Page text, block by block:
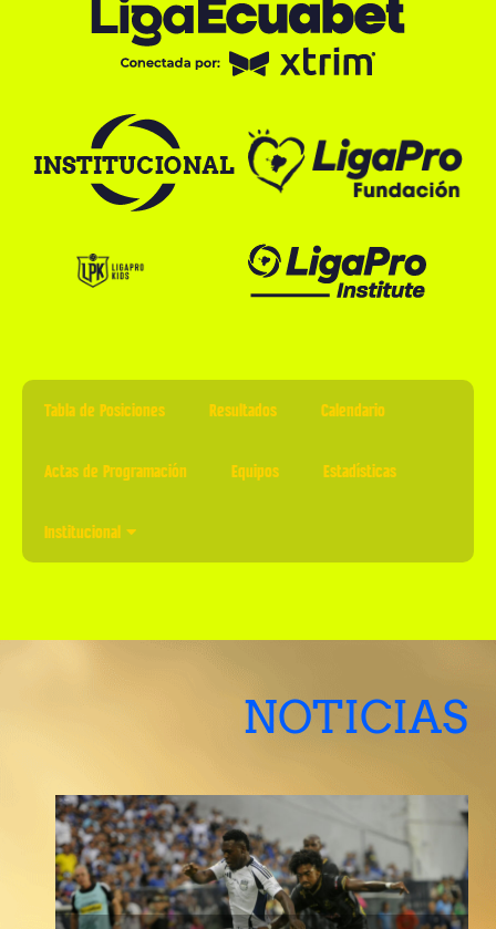
Tabla de Posiciones Resultados Calendario
Actas de Programación Equipos Estadísticas
Institucional
NOTICIAS